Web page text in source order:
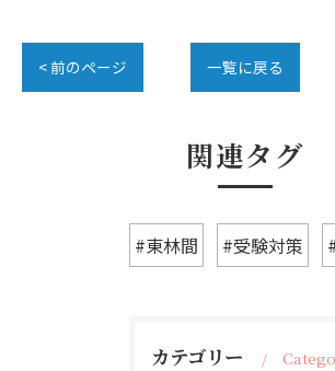
< 前のページ 一覧に戻る
関連タグ
#東林間 #受験対策
カテゴリー